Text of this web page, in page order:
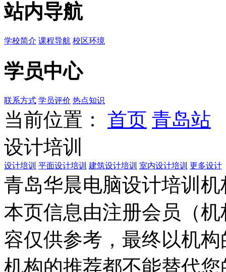
站内导航
学校简介 课程导航 校区环境
学员中心
联系方式 学员评价 热点知识
当前位置： 首页 青岛站
设计培训
设计培训 平面设计培训 建筑设计培训 室内设计培训 更多设计
青岛华晨电脑设计培训机
本页信息由注册会员（
容仅供参考，最终以机
机构的推荐都不能替代